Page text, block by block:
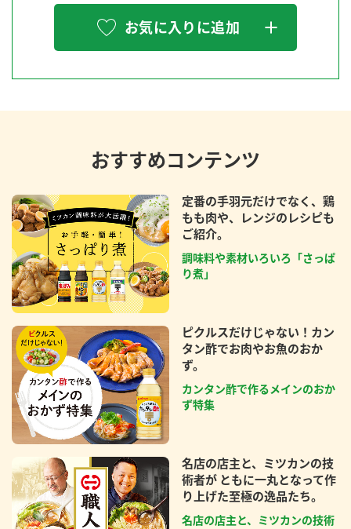
お気に入りに追加
おすすめコンテンツ
定番の手羽元だけでなく、鶏
もも肉や、レンジのレシピも
ご紹介。
調味料や素材いろいろ「さっぱ
り煮」
ピクルスだけじゃない！カン
タン酢でお肉やお魚のおか
ず。
カンタン酢で作るメインのおか
ず特集
名店の店主と、ミツカンの技
術者が ともに一丸となって作
り上げた至極の逸品たち。
名店の店主と、ミツカンの技術